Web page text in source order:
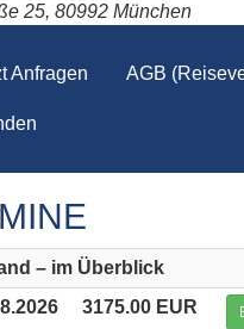
25, 80992 München
Anfragen AGB
– im Überblick
3175.00 EUR